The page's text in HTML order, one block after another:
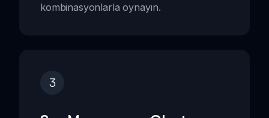
kombinasyonlarla oynayın.
3